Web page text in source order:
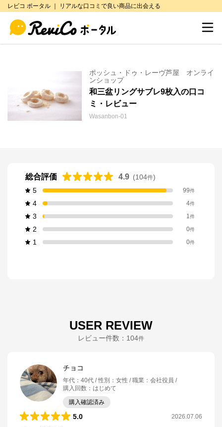
レビコ ポータル ｜ リアルな口コミで良い商品に出会える
ポッシュ・ドゥ・レーヴ芦屋 オンライ
ンショップ
和三盆リングサブレ9枚入の口コ
ミ・レビュー
Wasanbon-01
総合評価 4.9 (104件)
5
99件
4 4件
3 1件
2 0件
1 0件
USER REVIEW
レビュー件数： 104件
チョコ
年代 ： 40代 性別 ： 女性 職業 ： 会社役員
購入回数 ： はじめて
購入確認済み
5.0 2026.07.06